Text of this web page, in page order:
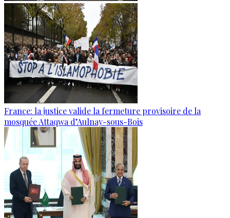
France: la justice valide la fermeture provisoire de la
mosquée Attaqwa d’Aulnay-sous-Bois